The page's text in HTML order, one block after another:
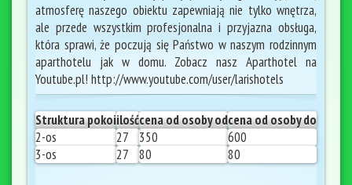
atmosferę naszego obiektu zapewniają nie tylko wnętrza,
ale przede wszystkim profesjonalna i przyjazna obsługa,
która sprawi, że poczują się Państwo w naszym rodzinnym
aparthotelu jak w domu. Zobacz nasz Aparthotel na
Youtube.pl! http://www.youtube.com/user/larishotels
Struktura pokoiilośćcena od osoby odcena od osoby do
2-os
27 350
600
3-os
27 80 80